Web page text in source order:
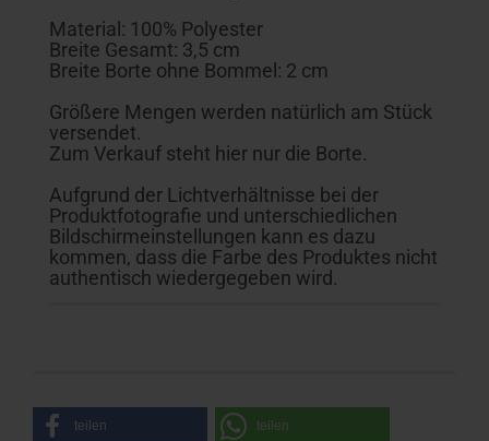
Material: 100% Polyester
Breite Gesamt: 3,5 cm
Breite Borte ohne Bommel: 2 cm
Größere Mengen werden natürlich am Stück
versendet.
Zum Verkauf steht hier nur die Borte.
Aufgrund der Lichtverhältnisse bei der
Produktfotografie und unterschiedlichen
Bildschirmeinstellungen kann es dazu
kommen, dass die Farbe des Produktes nicht
authentisch wiedergegeben wird.
teilen teilen